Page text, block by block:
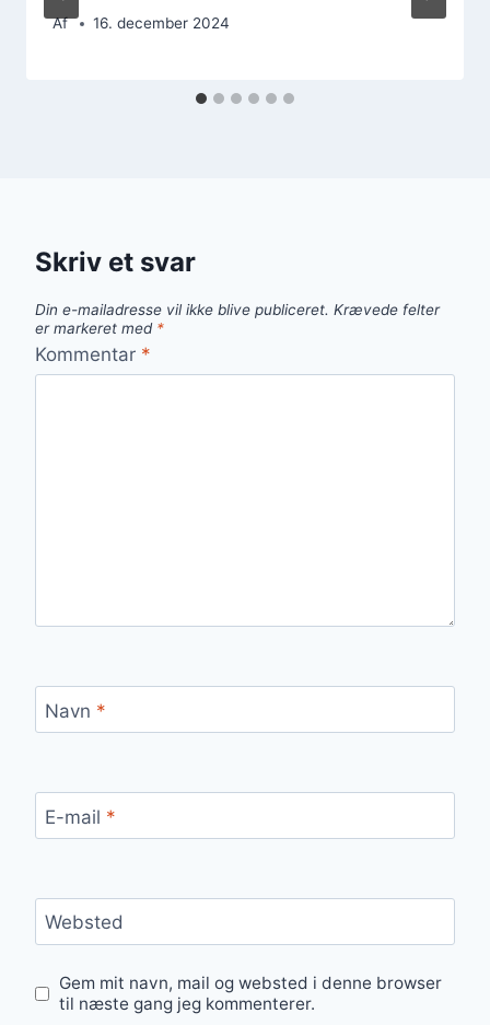
Af 16. december 2024
Skriv et svar
Din e-mailadresse vil ikke blive publiceret. Krævede felter
er markeret med *
Kommentar *
Navn *
E-mail *
Websted
Gem mit navn, mail og websted i denne browser
til næste gang jeg kommenterer.